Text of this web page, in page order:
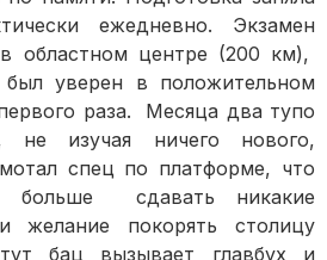
ежедневно. Экзамен
областном центре (200 км),
уверен в положительном
раза. Месяца два тупо
не изучая ничего нового,
спец по платформе, что
больше сдавать никакие
желание покорять столицу
бац вызывает главбух и